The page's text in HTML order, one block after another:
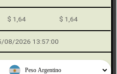
$ 1,64 $ 1,64
08/2026 13:57:00